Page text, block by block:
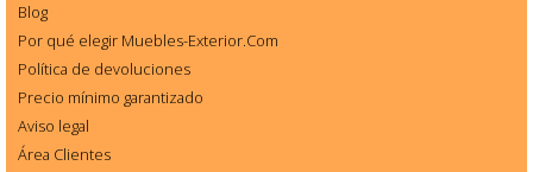
Blog
Por qué elegir Muebles-Exterior.Com
Política de devoluciones
Precio mínimo garantizado
Aviso legal
Área Clientes